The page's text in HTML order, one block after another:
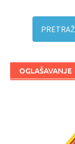
OGLAŠAVANJE